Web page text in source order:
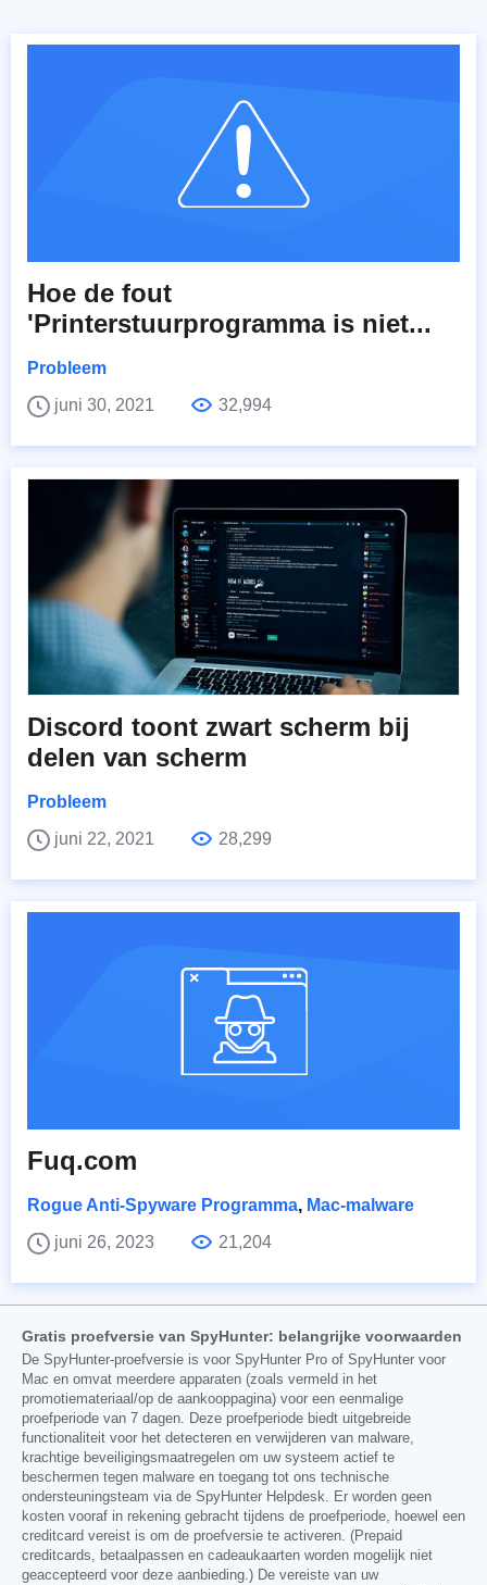
Hoe de fout
'Printerstuurprogramma is niet...
Probleem
juni 30, 2021
32,994
Discord toont zwart scherm bij
delen van scherm
Probleem
juni 22, 2021
28,299
Fuq.com
Rogue Anti-Spyware Programma, Mac-malware
juni 26, 2023
21,204
Gratis proefversie van SpyHunter: belangrijke voorwaarden
De SpyHunter-proefversie is voor SpyHunter Pro of SpyHunter voor
Mac en omvat meerdere apparaten (zoals vermeld in het
promotiemateriaal/op de aankooppagina) voor een eenmalige
proefperiode van 7 dagen. Deze proefperiode biedt uitgebreide
functionaliteit voor het detecteren en verwijderen van malware,
krachtige beveiligingsmaatregelen om uw systeem actief te
beschermen tegen malware en toegang tot ons technische
ondersteuningsteam via de SpyHunter Helpdesk. Er worden geen
kosten vooraf in rekening gebracht tijdens de proefperiode, hoewel een
creditcard vereist is om de proefversie te activeren. (Prepaid
creditcards, betaalpassen en cadeaukaarten worden mogelijk niet
geaccepteerd voor deze aanbieding.) De vereiste van uw